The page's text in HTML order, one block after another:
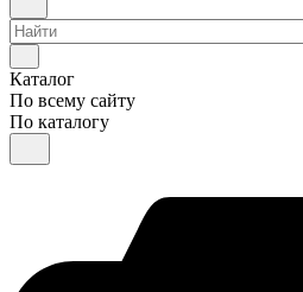
Каталог
По всему сайту
По каталогу